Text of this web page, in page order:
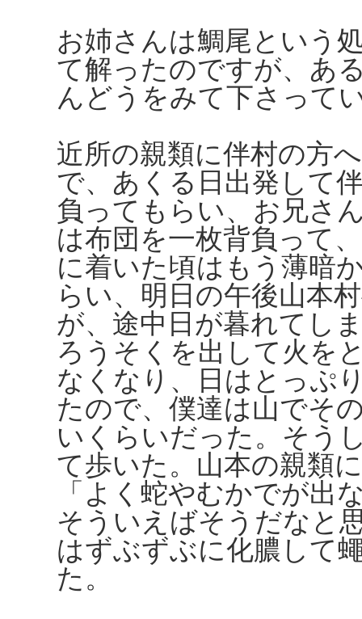
お姉さんは鯛尾という
て解ったのですが、あ
んどうをみて下さって
近所の親類に伴村の方
で、あくる日出発して
負ってもらい、お兄さ
は布団を一枚背負って
に着いた頃はもう薄暗
らい、明日の午後山本
が、途中日が暮れてし
ろうそくを出して火を
なくなり、日はとっぷ
たので、僕達は山でそ
いくらいだった。そう
て歩いた。山本の親類
「よく蛇やむかでが出
そういえばそうだなと
はずぶずぶに化膿して
た。